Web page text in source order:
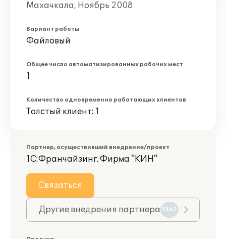
Махачкала, Ноябрь 2008
Вариант работы
Файловый
Общее число автоматизированных рабочих мест
1
Количество одновременно работающих клиентов
Толстый клиент: 1
Партнер, осуществивший внедрение/проект
1С:Франчайзинг. Фирма "КИН"
Связаться
Другие внедрения партнера 1463